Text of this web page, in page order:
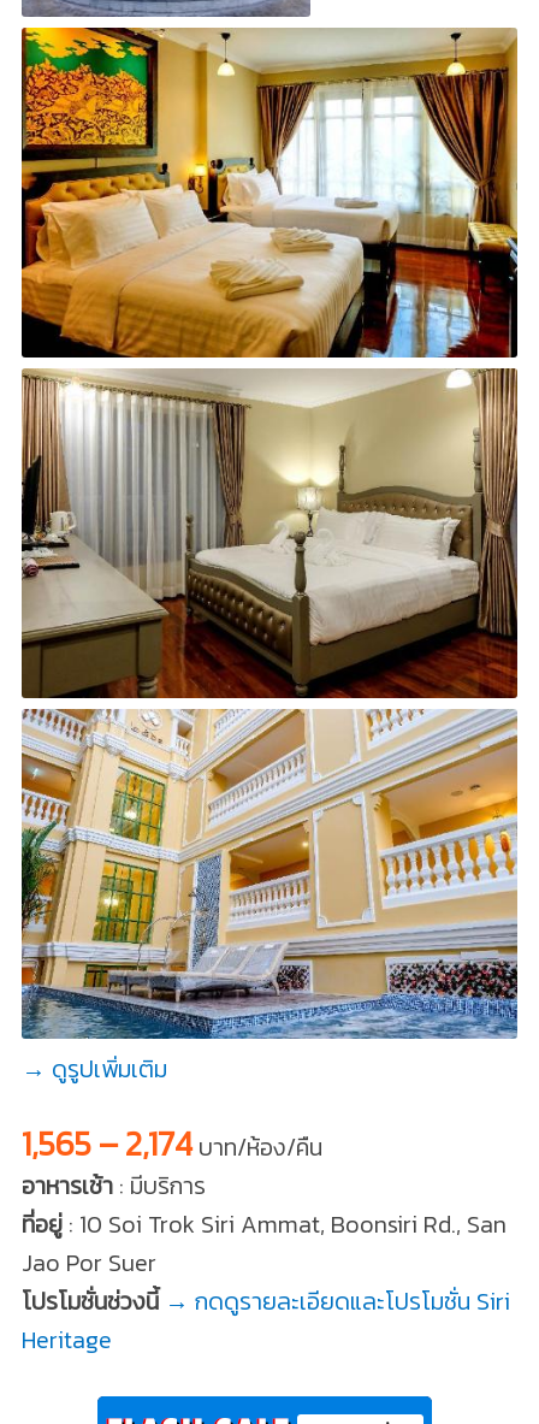
→ ดูรูปเพิ่มเติม
1,565 – 2,174บาท/ห้อง/คืน
อาหารเช้า: มีบริการ
ที่อยู่: 10 Soi Trok Siri Ammat, Boonsiri Rd., San
Jao Por Suer
โปรโมชั่นช่วงนี้ → กดดูรายละเอียดและโปรโมชั่น Siri
Heritage